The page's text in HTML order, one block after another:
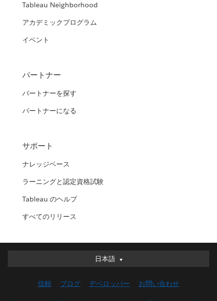
Tableau Neighborhood
アカデミックプログラム
イベント
パートナー
パートナーを探す
パートナーになる
サポート
ナレッジベース
ラーニングと認定資格試験
Tableau のヘルプ
すべてのリリース
日本語
日本語
English (UK)
信頼 ブログ デベロッパー お問い合わせ